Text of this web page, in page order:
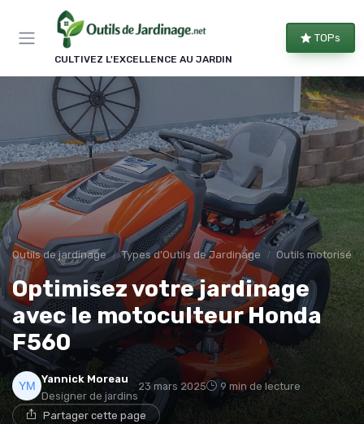
CULTIVEZ L'EXCELLENCE AU JARDIN
TOPs
Outils de jardinage Types d'Outils de Jardinage Outils motorisés
Optimisez votre jardinage
avec le motoculteur Honda
F560
Yannick Moreau
Designer de jardins
23 mars 2025 9 min de lecture
Partager cette page
Panneau de gestion des cookies